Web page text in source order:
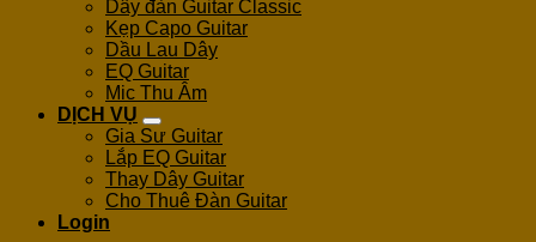
Dây đàn Guitar Classic
Kẹp Capo Guitar
Dầu Lau Dây
EQ Guitar
Mic Thu Âm
DỊCH VỤ
Gia Sư Guitar
Lắp EQ Guitar
Thay Dây Guitar
Cho Thuê Đàn Guitar
Login